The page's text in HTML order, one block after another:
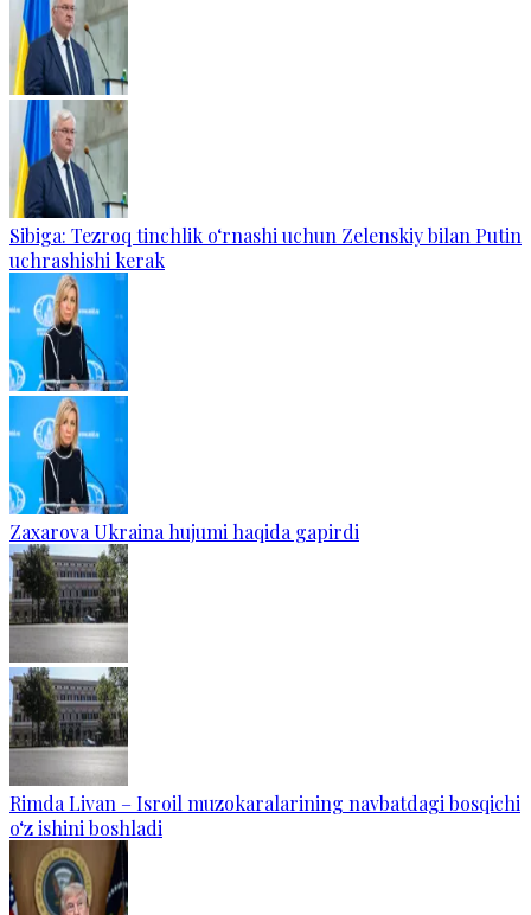
Sibiga: Tezroq tinchlik o‘rnashi uchun Zelenskiy bilan Putin
uchrashishi kerak
Zaxarova Ukraina hujumi haqida gapirdi
Rimda Livan – Isroil muzokaralarining navbatdagi bosqichi
o‘z ishini boshladi